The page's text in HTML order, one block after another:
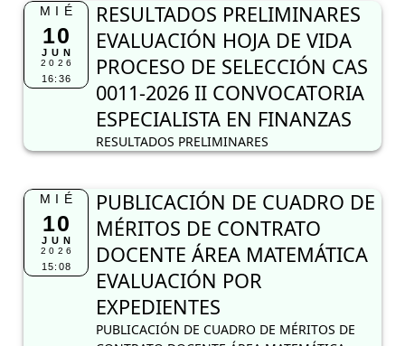
MIÉ
10
JUN
2026
16:36
RESULTADOS PRELIMINARES
EVALUACIÓN HOJA DE VIDA
PROCESO DE SELECCIÓN CAS
0011-2026 II CONVOCATORIA
ESPECIALISTA EN FINANZAS
RESULTADOS PRELIMINARES
MIÉ
10
JUN
2026
15:08
PUBLICACIÓN DE CUADRO DE
MÉRITOS DE CONTRATO
DOCENTE ÁREA MATEMÁTICA
EVALUACIÓN POR
EXPEDIENTES
PUBLICACIÓN DE CUADRO DE MÉRITOS DE